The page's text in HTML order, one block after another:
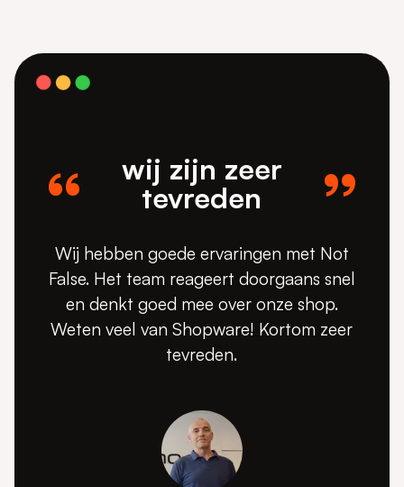
wij zijn zeer
tevreden
Wij hebben goede ervaringen met Not
False. Het team reageert doorgaans snel
en denkt goed mee over onze shop.
Weten veel van Shopware! Kortom zeer
tevreden.